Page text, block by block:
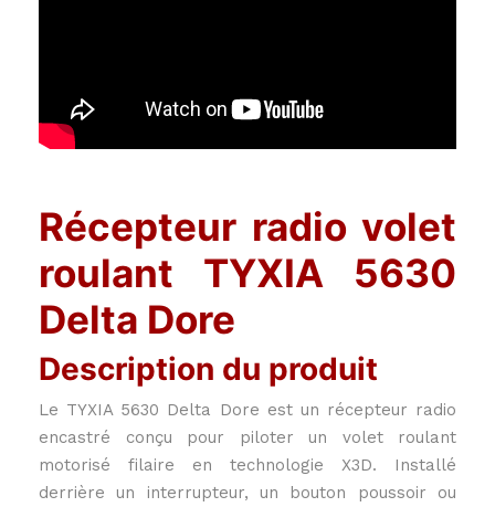
Récepteur radio volet
roulant TYXIA 5630
Delta Dore
Description du produit
Le TYXIA 5630 Delta Dore est un récepteur radio
encastré conçu pour piloter un volet roulant
motorisé filaire en technologie X3D. Installé
derrière un interrupteur, un bouton poussoir ou